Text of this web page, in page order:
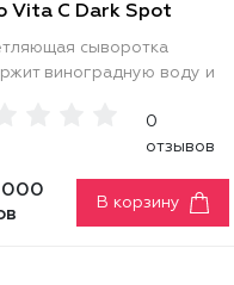
Vita C Dark Spot
сыворотка
виноградную воду и
сияние и помогают
с пигментацией.
выравнивают тон и
пигментные пятна.
0
отзывов
000
В корзину